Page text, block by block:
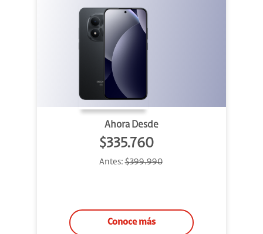
Ahora Desde
$335.760
Antes:$399.990
Conoce más